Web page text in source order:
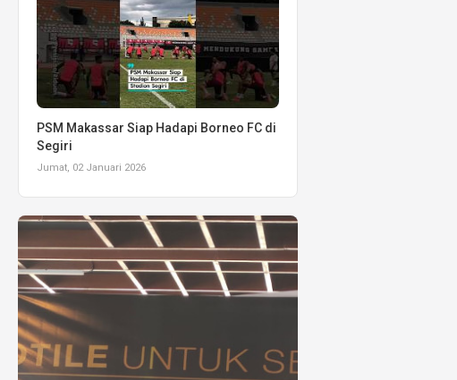
PSM Makassar Siap Hadapi Borneo FC di
Segiri
Jumat, 02 Januari 2026